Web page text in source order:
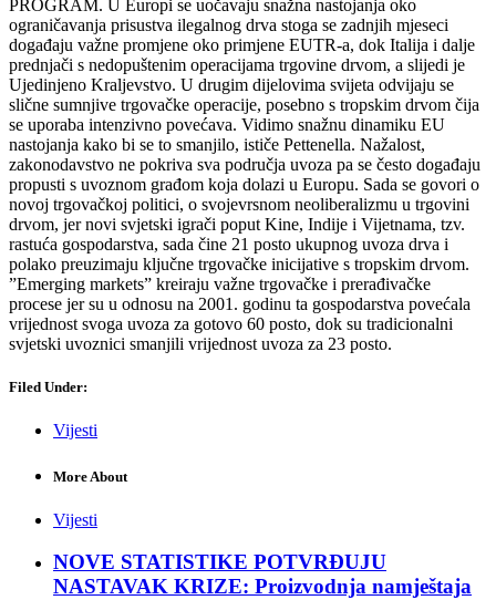
PROGRAM. U Europi se uočavaju snažna nastojanja oko
ograničavanja prisustva ilegalnog drva stoga se zadnjih mjeseci
događaju važne promjene oko primjene EUTR-a, dok Italija i dalje
prednjači s nedopuštenim operacijama trgovine drvom, a slijedi je
Ujedinjeno Kraljevstvo. U drugim dijelovima svijeta odvijaju se
slične sumnjive trgovačke operacije, posebno s tropskim drvom čija
se uporaba intenzivno povećava. Vidimo snažnu dinamiku EU
nastojanja kako bi se to smanjilo, ističe Pettenella. Nažalost,
zakonodavstvo ne pokriva sva područja uvoza pa se često događaju
propusti s uvoznom građom koja dolazi u Europu. Sada se govori o
novoj trgovačkoj politici, o svojevrsnom neoliberalizmu u trgovini
drvom, jer novi svjetski igrači poput Kine, Indije i Vijetnama, tzv.
rastuća gospodarstva, sada čine 21 posto ukupnog uvoza drva i
polako preuzimaju ključne trgovačke inicijative s tropskim drvom.
”Emerging markets” kreiraju važne trgovačke i prerađivačke
procese jer su u odnosu na 2001. godinu ta gospodarstva povećala
vrijednost svoga uvoza za gotovo 60 posto, dok su tradicionalni
svjetski uvoznici smanjili vrijednost uvoza za 23 posto.
Filed Under:
Vijesti
More About
Vijesti
NOVE STATISTIKE POTVRĐUJU
NASTAVAK KRIZE: Proizvodnja namještaja